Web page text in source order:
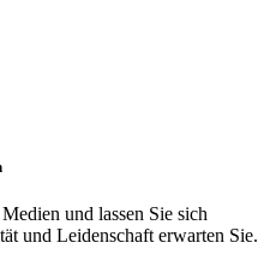
und lassen Sie sich
und Leidenschaft erwarten Sie.